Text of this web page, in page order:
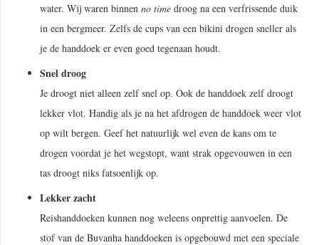
water. Wij waren binnen no time droog na een verfrissende duik
in een bergmeer. Zelfs de cups van een bikini drogen sneller als
je de handdoek er even goed tegenaan houdt.
Snel droog
Je droogt niet alleen zelf snel op. Ook de handdoek zelf droogt
lekker vlot. Handig als je na het afdrogen de handdoek weer vlot
op wilt bergen. Geef het natuurlijk wel even de kans om te
drogen voordat je het wegstopt, want strak opgevouwen in een
tas droogt niks fatsoenlijk op.
Lekker zacht
Reishanddoeken kunnen nog weleens onprettig aanvoelen. De
stof van de Buvanha handdoeken is opgebouwd met een speciale